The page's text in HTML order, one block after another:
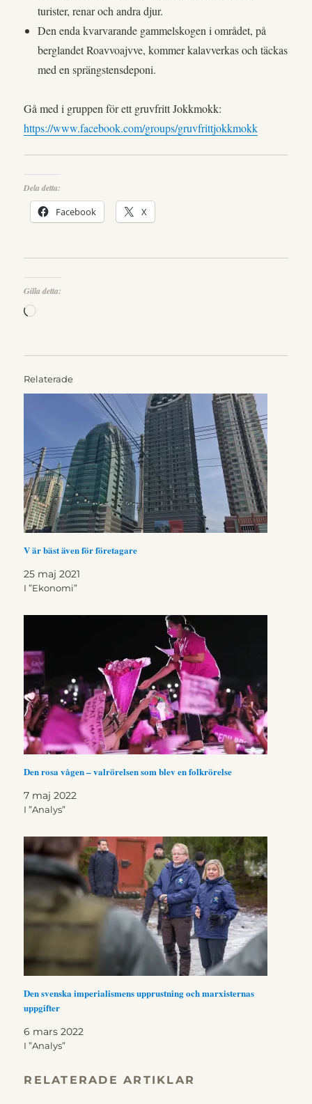
turister, renar och andra djur.
Den enda kvarvarande gammelskogen i området, på
berglandet Roavvoajvve, kommer kalavverkas och täckas
med en sprängstensdeponi.
Gå med i gruppen för ett gruvfritt Jokkmokk:
https://www.facebook.com/groups/gruvfrittjokkmokk
Dela detta:
Facebook X
Gilla detta:
Laddar
Relaterade
V är bäst även för företagare
25 maj 2021
I ”Ekonomi”
Den rosa vågen – valrörelsen som blev en folkrörelse
7 maj 2022
I ”Analys”
Den svenska imperialismens upprustning och marxisternas
uppgifter
6 mars 2022
I ”Analys”
RELATERADE ARTIKLAR